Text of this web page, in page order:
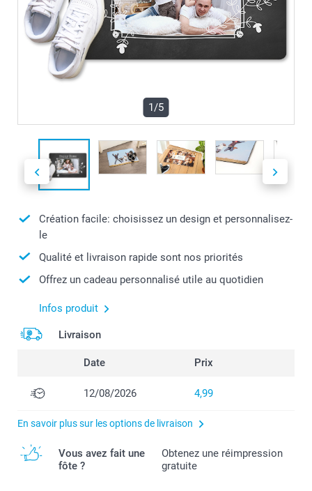
1/5
Création facile: choisissez un design et personnalisez-
le
Qualité et livraison rapide sont nos priorités
Offrez un cadeau personnalisé utile au quotidien
Infos produit
Livraison
Date Prix
12/08/2026 4,99
En savoir plus sur les options de livraison
Vous avez fait une
fôte ?
Obtenez une réimpression
gratuite